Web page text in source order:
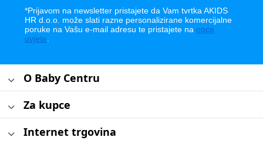
*Prijavom na newsletter pristajete da Vam tvrtka AKIDS
HR d.o.o. može slati razne personalizirane komercijalne
poruke na Vašu e-mail adresu te pristajete na opće
uvjete
O Baby Centru
Za kupce
Internet trgovina